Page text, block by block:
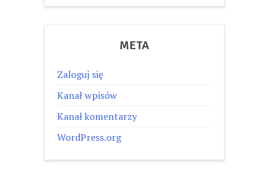
META
Zaloguj się
Kanał wpisów
Kanał komentarzy
WordPress.org